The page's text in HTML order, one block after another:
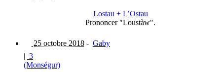
Lostau + L’Ostau
Prononcer "Loustàw".
25 octobre 2018 - Gaby
| 3
(Monségur)